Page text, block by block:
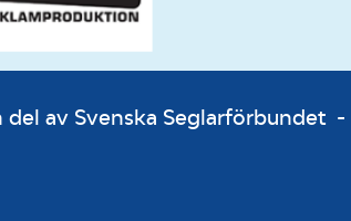
del av Svenska Seglarförbundet -